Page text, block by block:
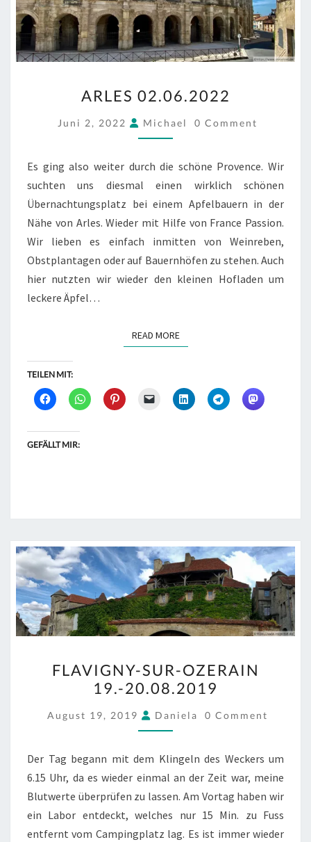
02.06.2022
ARLES 02.06.2022
Juni 2, 2022 Michael COMMENTS
0 Comment
Es ging also weiter durch die schöne Provence. Wir
suchten uns diesmal einen wirklich schönen
Übernachtungsplatz bei einem Apfelbauern in der
Nähe von Arles. Wieder mit Hilfe von France Passion.
Wir lieben es einfach inmitten von Weinreben,
Obstplantagen oder auf Bauernhöfen zu stehen. Auch
hier nutzten wir wieder den kleinen Hofladen um
leckere Äpfel…
READ MOREREAD MORE
TEILEN MIT:
GEFÄLLT MIR:
SUR-
OZERAIN
19.-20.08.2019
FLAVIGNY-SUR-OZERAIN
19.-20.08.2019
August 19, 2019 Daniela COMMENTS
0 Comment
Der Tag begann mit dem Klingeln des Weckers um
6.15 Uhr, da es wieder einmal an der Zeit war, meine
Blutwerte überprüfen zu lassen. Am Vortag haben wir
ein Labor entdeckt, welches nur 15 Min. zu Fuss
entfernt vom Campingplatz lag. Es ist immer wieder